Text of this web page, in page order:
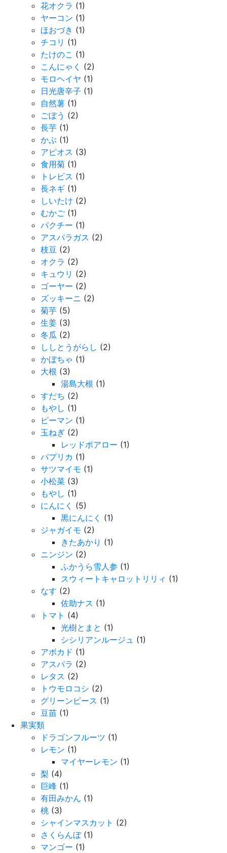
花オクラ (1)
ヤーコン (1)
ほおづき (1)
チコリ (1)
たけのこ (1)
こんにゃく (2)
モロヘイヤ (1)
日光唐辛子 (1)
自然薯 (1)
ごぼう (2)
長芋 (1)
かぶ (1)
アピオス (3)
食用菊 (1)
トレビス (1)
長ネギ (1)
しいたけ (2)
むかご (1)
パクチー (1)
アスパラガス (2)
枝豆 (2)
オクラ (2)
キュウリ (2)
ゴーヤー (2)
ズッキーニ (2)
菊芋 (5)
生姜 (3)
冬瓜 (2)
ししとうがらし (2)
かぼちゃ (1)
大根 (3)
湯島大根 (1)
すだち (2)
もやし (1)
ピーマン (1)
玉ねぎ (2)
レッドポアロー (1)
パプリカ (1)
サツマイモ (1)
小松菜 (3)
もやし (1)
にんにく (5)
黒にんにく (1)
ジャガイモ (2)
きたあかり (1)
ニンジン (2)
ふかうら雪人参 (1)
スウィートキャロットリリィ (1)
なす (2)
佐助ナス (1)
トマト (4)
光樹とまと (1)
シシリアンルージュ (1)
アボカド (1)
アスパラ (2)
レタス (2)
トウモロコシ (2)
グリーンピース (1)
豆苗 (1)
果実類
ドラゴンフルーツ (1)
レモン (1)
マイヤーレモン (1)
梨 (4)
巨峰 (1)
有田みかん (1)
桃 (3)
シャインマスカット (2)
さくらんぼ(1)
マンゴー (1)